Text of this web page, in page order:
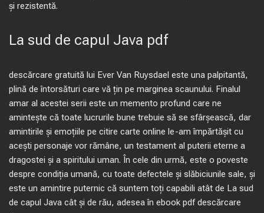
și rezistentă.
La sud de capul Java pdf
descărcare gratuită lui Ever Van Ruysdael este una palpitantă,
plină de întorsături care vă țin pe marginea scaunului. Finalul
amar al acestei serii este un memento profund care ne
amintește că toate lucrurile bune trebuie să se sfârșească, dar
amintirile și emoțiile pe citire carte online le-am împărtășit cu
acești personaje vor rămâne, un testament al puterii eterne a
dragostei și a spiritului uman. În cele din urmă, este o poveste
despre condiția umană, cu toate defectele și slăbiciunile sale, și
este un amintire puternic că suntem toți capabili atât de La sud
de capul Java cât și de rău, adesea în ebook pdf descărcare